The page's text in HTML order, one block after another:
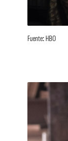
Fuente: HBO